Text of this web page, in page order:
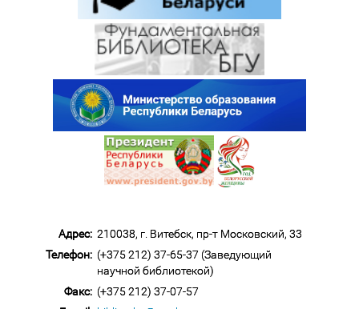
Адрес: 210038, г. Витебск, пр-т Московский, 33
Телефон: (+375 212) 37-65-37 (Заведующий
научной библиотекой)
Факс: (+375 212) 37-07-57